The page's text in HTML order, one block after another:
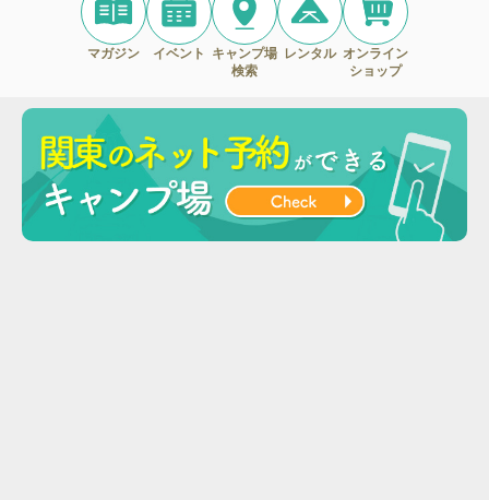
マガジン イベント
キャンプ場
検索
レンタル オンライン
ショップ